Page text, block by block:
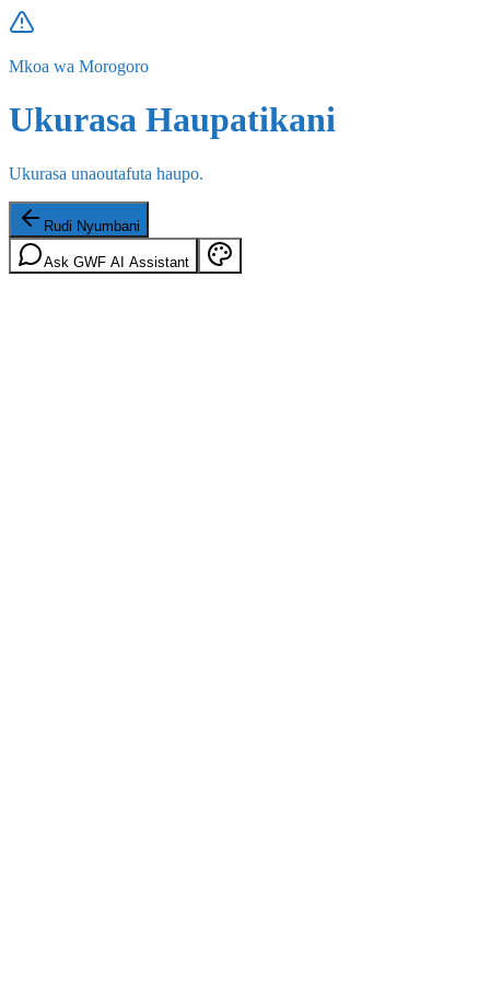
Mkoa wa Morogoro
Ukurasa Haupatikani
Ukurasa unaoutafuta haupo.
Rudi Nyumbani
Ask GWF AI Assistant